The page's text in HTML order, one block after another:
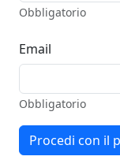
Obbligatorio
Email
Obbligatorio
Procedi con il